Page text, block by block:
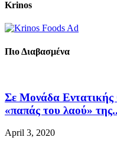
Krinos
Πιο Διαβασμένα
Σε Μονάδα Εντατικής
«παπάς του λαού»
April 3, 2020